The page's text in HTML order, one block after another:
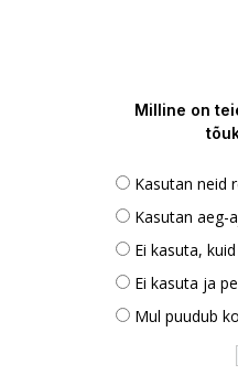
Milline on
Kasutan neid
Kasutan aeg-
Ei kasuta,
Ei kasuta ja
Mul puudub